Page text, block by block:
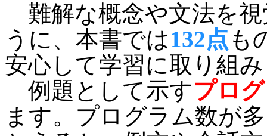
難解な概念や文法を
うに、本書では132点 も
安心して学習に取り組
例題として示すプロ
ます。プログラム数が